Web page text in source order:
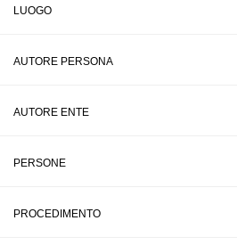
LUOGO
AUTORE PERSONA
AUTORE ENTE
PERSONE
PROCEDIMENTO